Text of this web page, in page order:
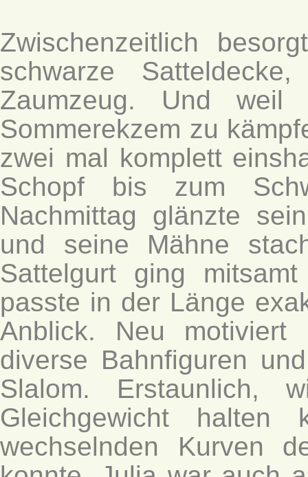
Zwischenzeitlich
schwarze
Zaumzeug. Und
Sommerekzem zu
zwei mal komplett
Schopf bis zum
Nachmittag glänzte
und seine Mähne
Sattelgurt ging
passte in der Länge
Anblick. Neu
diverse Bahnfiguren
Slalom. Erstaunlich,
Gleichgewicht
wechselnden Kurven